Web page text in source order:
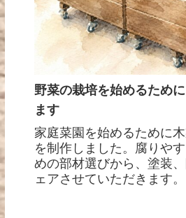
野菜の栽培を始めるため
ます
家庭菜園を始めるために
を制作しました。腐りや
めの部材選びから、塗装
ェアさせていただきます
せた野菜つくりを学んで